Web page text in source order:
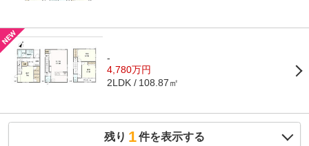
-
4,780万円
2LDK 108.87㎡
残り 1件を表示する